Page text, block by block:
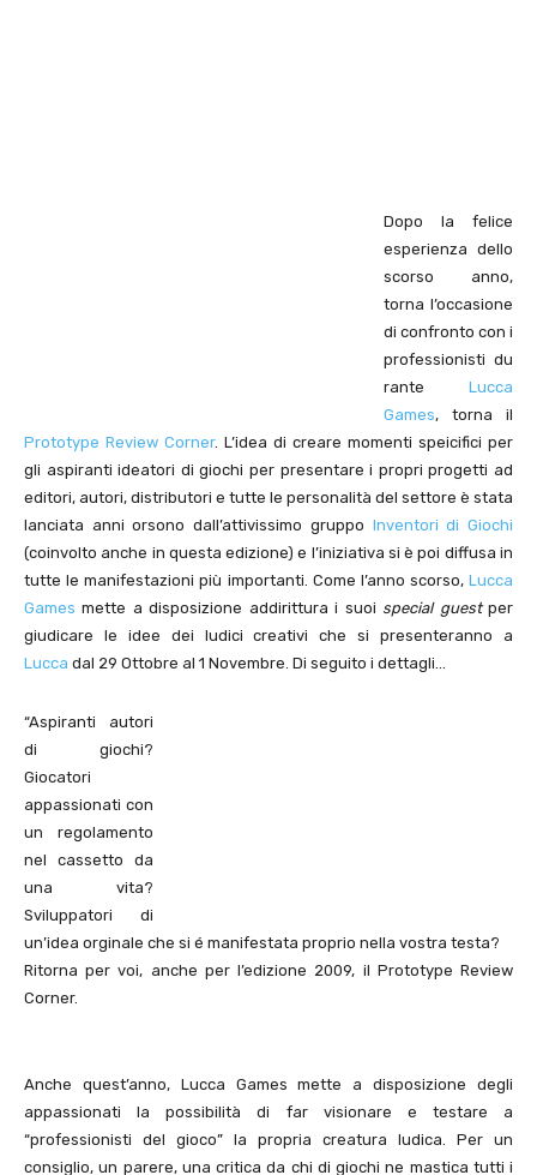
Dopo la felice
esperienza dello
scorso anno,
torna l’occasione
di confronto con i
professionisti du
rante Lucca
Games, torna il
Prototype Review Corner. L’idea di creare momenti speicifici per
gli aspiranti ideatori di giochi per presentare i propri progetti ad
editori, autori, distributori e tutte le personalità del settore è stata
lanciata anni orsono dall’attivissimo gruppo Inventori di Giochi
(coinvolto anche in questa edizione) e l’iniziativa si è poi diffusa in
tutte le manifestazioni più importanti. Come l’anno scorso, Lucca
Games mette a disposizione addirittura i suoi special guestper
giudicare le idee dei ludici creativi che si presenteranno a
Lucca dal 29 Ottobre al 1 Novembre. Di seguito i dettagli…
“Aspiranti autori
di giochi?
Giocatori
appassionati con
un regolamento
nel cassetto da
una vita?
Sviluppatori di
un’idea orginale che si é manifestata proprio nella vostra testa?
Ritorna per voi, anche per l’edizione 2009, il Prototype Review
Corner.
Anche quest’anno, Lucca Games mette a disposizione degli
appassionati la possibilità di far visionare e testare a
“professionisti del gioco” la propria creatura ludica. Per un
consiglio, un parere, una critica da chi di giochi ne mastica tutti i